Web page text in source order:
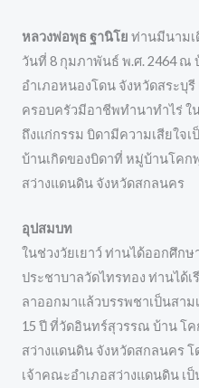
หลวงพ่อพุธ ฐานิโย ท่านมีนามเ
วันที่ 8 กุมภาพันธ์ พ.ศ. 2464 ณ
อำเภอหนองโดน จังหวัดสระบุ
ครอบครัวมีอาชีพทำนาทำไร่ ใ
ถึงแก่กรรม บิดามีความเสียใจ
บ้านเกิดของบิดาที่ หมู่บ้านโคก
สว่างแดนดิน จังหวัดสกลนคร
อุปสมบท
ในช่วงวัยเยาว์ ท่านได้ออกศึกษ
ประชาบาลวัดไทรทอง ท่านได้
ลาออกมาแล้วบรรพชาเป็นสาม
15 ปี ที่วัดอินทร์สุวรรณ บ้าน โค
สว่างแดนดิน จังหวัดสกลนคร
เจ้าคณะอำเภอสว่างแดนดิน เ